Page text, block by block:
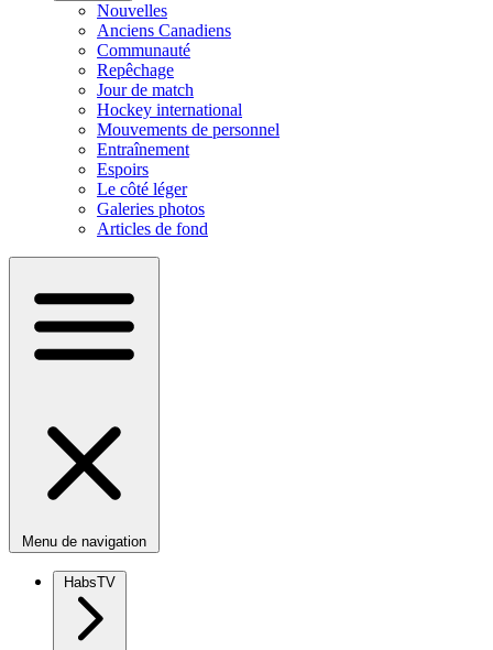
Nouvelles
Anciens Canadiens
Communauté
Repêchage
Jour de match
Hockey international
Mouvements de personnel
Entraînement
Espoirs
Le côté léger
Galeries photos
Articles de fond
Menu de navigation
HabsTV